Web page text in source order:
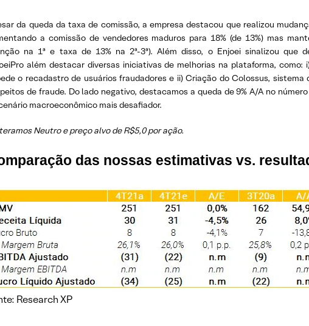
da queda da taxa de comissão, a empresa destacou que realizou
a comissão de vendedores maduros para 18% (de 13%) mas
na 1ª e taxa de 13% na 2ª-3ª). Além disso, o Enjoei sinalizou
além destacar diversas iniciativas de melhorias na plataforma,
o recadastro de usuários fraudadores e ii) Criação do Colossus,
de fraude. Do lado negativo, destacamos a queda de 9% A/A no
macroeconômico mais desafiador.
Neutro e preço alvo de R$5,0 por ação.
das nossas estimativas vs.
Research XP